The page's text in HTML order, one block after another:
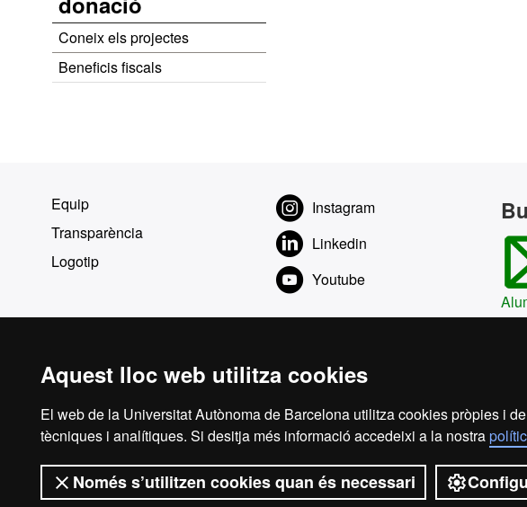
Aquest lloc web utilitza cookies
El web de la Universitat Autònoma de Barcelona utilitza cookies pròpies i
tècniques i analítiques. Si desitja més informació accedeixi a la nostra
Només s’utilitzen cookies quan és necessari
Coneix els projectes
Beneficis fiscals
Equip
Transparència
Logotip
Instagram
Linkedin
Youtube